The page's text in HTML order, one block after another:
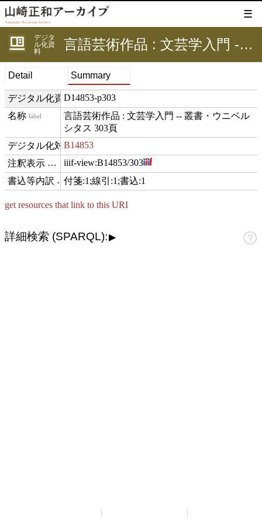
☰
デジタ
ル化資
料
言語芸術作品 : 文芸学入門 -- 叢書・ウニベルシタス 303頁
Detail Summary
デジタル化資料IDD14853-p303
label
言語芸術作品 : 文芸学入門 -- 叢書・ウニベル
シタス 303頁
digitizedFor
B14853
hasViewiiif-view:B14853/303
comment
付箋:1;線引:1;書込:1
get resources that link to this URI
詳細検索 (SPARQL):▶